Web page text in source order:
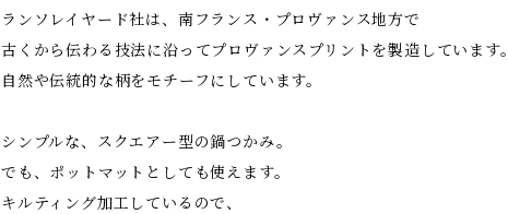
ランソレイヤード社は、南フランス・プロヴァンス地方で
古くから伝わる技法に沿ってプロヴァンスプリントを製造しています。
自然や伝統的な柄をモチーフにしています。
シンプルな、スクエアー型の鍋つかみ。
でも、ポットマットとしても使えます。
キルティング加工しているので、